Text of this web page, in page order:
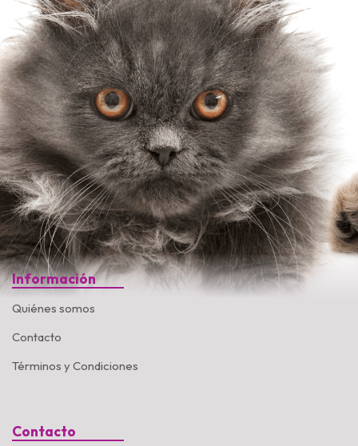
Información
Quiénes somos
Contacto
Términos y Condiciones
Contacto